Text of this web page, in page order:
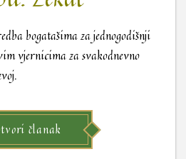
bogatašima za jednogodišnji
vjernicima za svakodnevno
članak